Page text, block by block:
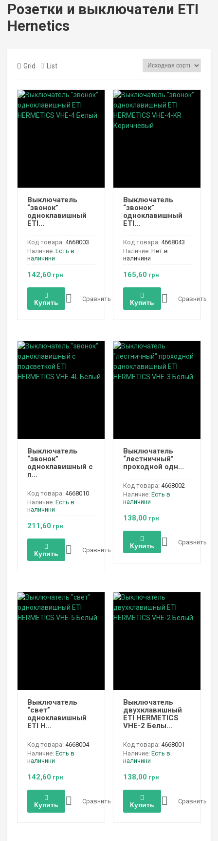
Розетки и выключатели ETI
Hernetics
Grid List
Выключатель
“звонок”
одноклавишный
ETI...
Код товара: 4668003
Наличие: Есть в
наличини
142,60 грн
Купить Сравнить
Выключатель
“звонок”
одноклавишный
ETI...
Код товара: 4668043
Наличие: Нет в
наличини
165,60 грн
Купить Сравнить
Выключатель
“звонок”
одноклавишный с
п...
Код товара: 4668010
Наличие: Есть в
наличини
211,60 грн
Купить Сравнить
Выключатель
“лестничный”
проходной одн...
Код товара: 4668002
Наличие: Есть в
наличини
138,00 грн
Купить Сравнить
Выключатель
“свет”
одноклавишный
ETI H...
Код товара: 4668004
Наличие: Есть в
наличини
142,60 грн
Купить Сравнить
Выключатель
двухклавишный
ETI HERMETICS
VHE-2 Белы...
Код товара: 4668001
Наличие: Есть в
наличини
138,00 грн
Купить Сравнить